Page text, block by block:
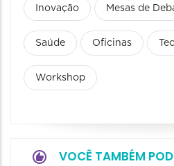
Inovação Mesas de
Saúde Oficinas
Workshop
VOCÊ TAMBÉM